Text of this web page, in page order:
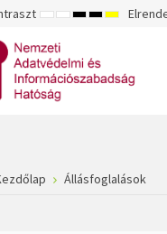
ALAPÉRTELMEZETT
ÉJSZAKAI
NAGY
FEHÉR
MÓD
NAGY
SÁRGA
MÓD
NAGY
MÓD
Állásfoglalások